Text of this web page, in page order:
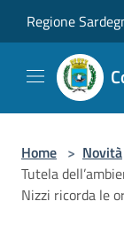
Regione
Home > Novità
Tutela
Nizzi ricorda le